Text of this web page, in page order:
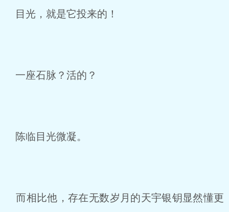
目光，就是它投来的！
一座石脉？活的？
陈临目光微凝。
而相比他，存在无数岁月的天宇银钥显然懂更